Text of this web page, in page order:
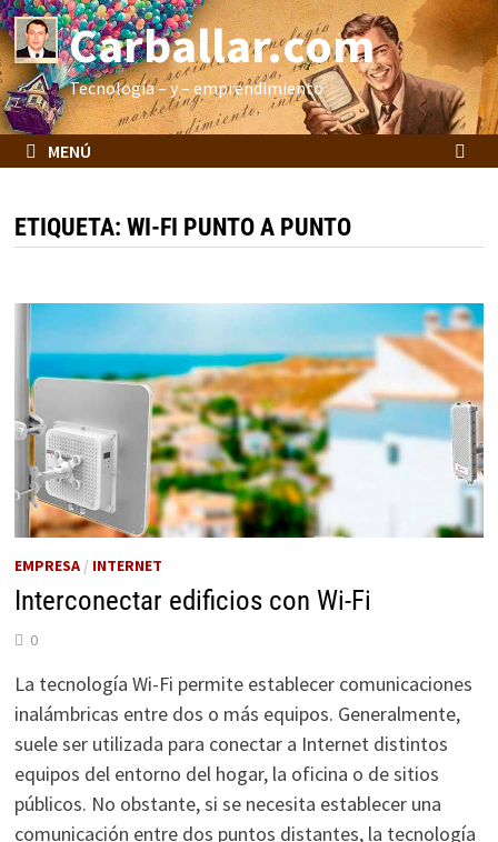
Saltar
al
contenidoCarballar.com
Tecnología – y – emprendimiento
MENÚ
ETIQUETA: WI-FI PUNTO A PUNTO
EMPRESA/ INTERNET
Interconectar edificios con Wi-Fi
0
La tecnología Wi-Fi permite establecer comunicaciones
inalámbricas entre dos o más equipos. Generalmente,
suele ser utilizada para conectar a Internet distintos
equipos del entorno del hogar, la oficina o de sitios
públicos. No obstante, si se necesita establecer una
comunicación entre dos puntos distantes, la tecnología